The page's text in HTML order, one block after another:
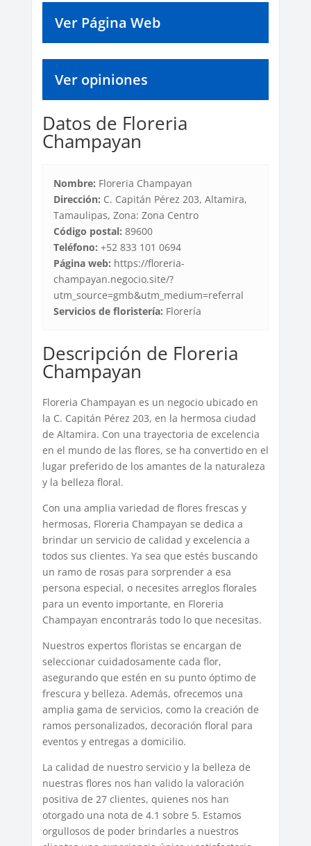
Ver Página Web
Ver opiniones
Datos de Floreria
Champayan
Nombre: Floreria Champayan
Dirección: C. Capitán Pérez 203, Altamira,
Tamaulipas, Zona: Zona Centro
Código postal: 89600
Teléfono: +52 833 101 0694
Página web: https://floreria-
champayan.negocio.site/?
utm_source=gmb&utm_medium=referral
Servicios de floristería: Florería
Descripción de Floreria
Champayan
Floreria Champayan es un negocio ubicado en
la C. Capitán Pérez 203, en la hermosa ciudad
de Altamira. Con una trayectoria de excelencia
en el mundo de las flores, se ha convertido en el
lugar preferido de los amantes de la naturaleza
y la belleza floral.
Con una amplia variedad de flores frescas y
hermosas, Floreria Champayan se dedica a
brindar un servicio de calidad y excelencia a
todos sus clientes. Ya sea que estés buscando
un ramo de rosas para sorprender a esa
persona especial, o necesites arreglos florales
para un evento importante, en Floreria
Champayan encontrarás todo lo que necesitas.
Nuestros expertos floristas se encargan de
seleccionar cuidadosamente cada flor,
asegurando que estén en su punto óptimo de
frescura y belleza. Además, ofrecemos una
amplia gama de servicios, como la creación de
ramos personalizados, decoración floral para
eventos y entregas a domicilio.
La calidad de nuestro servicio y la belleza de
nuestras flores nos han valido la valoración
positiva de 27 clientes, quienes nos han
otorgado una nota de 4.1 sobre 5. Estamos
orgullosos de poder brindarles a nuestros